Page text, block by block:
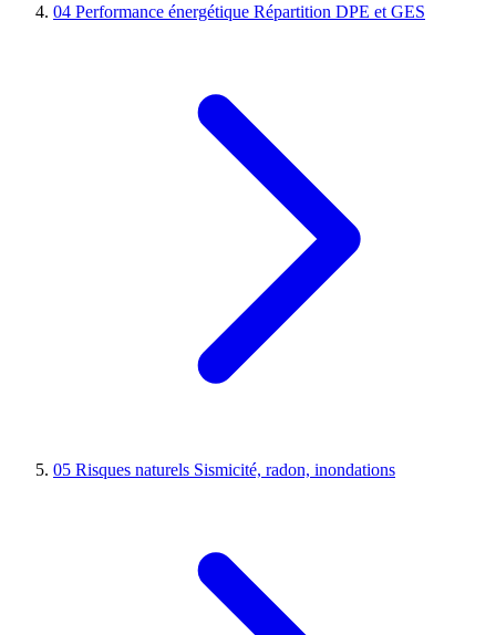
04 Performance énergétique Répartition DPE et GES
05 Risques naturels Sismicité, radon, inondations